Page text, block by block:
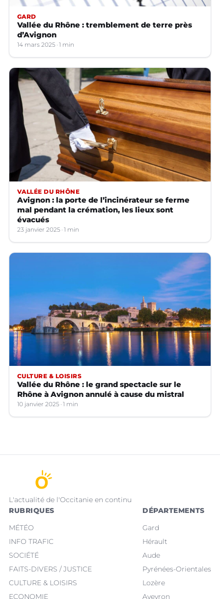
GARD
Vallée du Rhône : tremblement de terre près
d’Avignon
14 mars 2025 1 min
VALLÉE DU RHÔNE
Avignon : la porte de l’incinérateur se ferme
mal pendant la crémation, les lieux sont
évacués
23 janvier 2025 1 min
CULTURE & LOISIRS
Vallée du Rhône : le grand spectacle sur le
Rhône à Avignon annulé à cause du mistral
10 janvier 2025 1 min
L'actualité de l'Occitanie en continu
RUBRIQUES
MÉTÉO
INFO TRAFIC
SOCIÉTÉ
FAITS-DIVERS / JUSTICE
CULTURE & LOISIRS
ECONOMIE
DÉPARTEMENTS
Gard
Hérault
Aude
Pyrénées-Orientales
Lozère
Aveyron